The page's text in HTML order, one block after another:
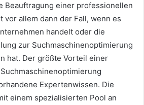
Beauftragung einer professionellen
vor allem dann der Fall, wenn es
handelt oder die
zur Suchmaschinenoptimierung
hat. Der größte Vorteil einer
Expertenwissen. Die
einem spezialisierten Pool an